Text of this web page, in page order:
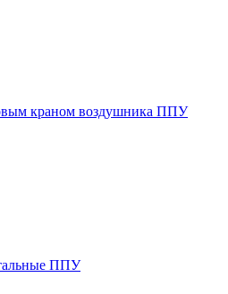
краном воздушника ППУ
ППУ